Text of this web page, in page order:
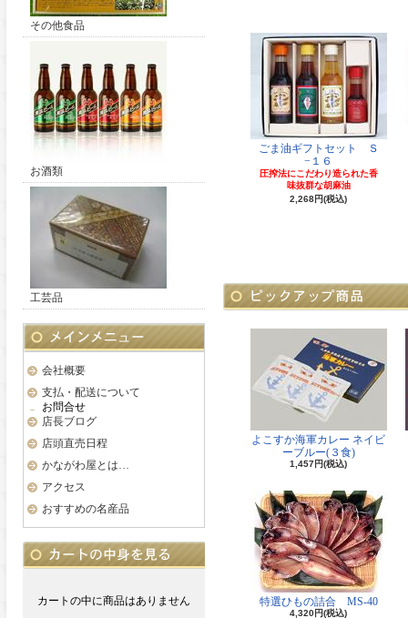
その他食品
お酒類
工芸品
会社概要
支払・配送について
お問合せ
店長ブログ
店頭直売日程
かながわ屋とは…
アクセス
おすすめの名産品
カートの中に商品はありません
ごま油ギフトセット Ｓ
−１６
圧搾法にこだわり造られた香
味抜群な胡麻油
2,268円(税込)
よこすか海軍カレー ネイビ
ーブルー(３食)
1,457円(税込)
特選ひもの詰合 MS-40
4,320円(税込)